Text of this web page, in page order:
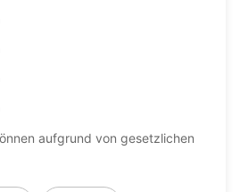
aufgrund von gesetzlichen